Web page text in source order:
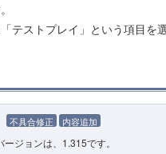
テストプレイ」という項目を
不具合修正 内容追加
ジョンは、1.315です。